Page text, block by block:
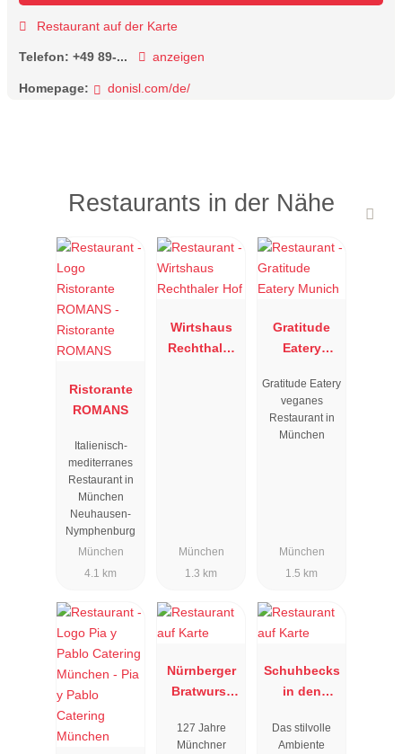
Restaurant auf der Karte
Telefon: +49 89-... anzeigen
Homepage: donisl.com/de/
Restaurants in der Nähe
Ristorante
ROMANS
Italienisch-
mediterranes
Restaurant in
München
Neuhausen-
Nymphenburg
München
4.1 km
Wirtshaus
Rechthaler
München
1.3 km
Gratitude
Eatery
Gratitude Eatery
veganes
Restaurant in
München
München
1.5 km
Nürnberger
Bratwurst
Dom
127 Jahre
Münchner
Schuhbecks
in den
Stuben
Das stilvolle
Ambiente